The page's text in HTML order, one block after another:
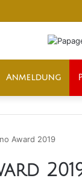
Anmeldung
Award 2019